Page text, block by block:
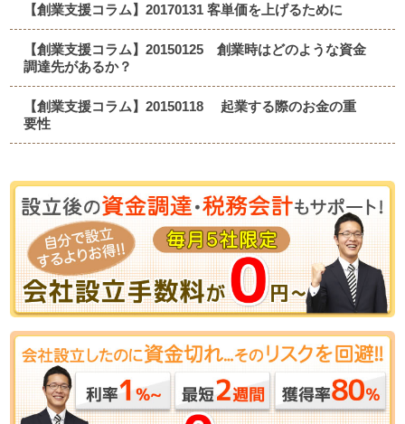
【創業支援コラム】20170131 客単価を上げるために
【創業支援コラム】20150125 創業時はどのような資金
調達先があるか？
【創業支援コラム】20150118 起業する際のお金の重
要性